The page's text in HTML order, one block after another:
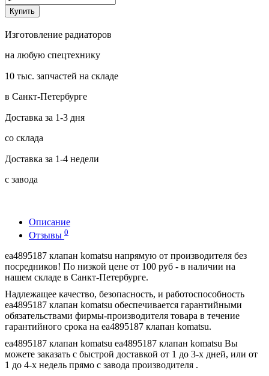
Купить
Изготовление радиаторов
на любую спецтехнику
10 тыс. запчастей на складе
в Санкт-Петербурге
Доставка за 1-3 дня
со склада
Доставка за 1-4 недели
с завода
Описание
Отзывы 0
ea4895187 клапан komatsu напрямую от производителя без
посредников! По низкой цене от 100 руб - в наличии на
нашем складе в Санкт-Петербурге.
Надлежащее качество, безопасность, и работоспособность
ea4895187 клапан komatsu обеспечивается гарантийными
обязательствами фирмы-производителя товара в течение
гарантийного срока на ea4895187 клапан komatsu.
ea4895187 клапан komatsu ea4895187 клапан komatsu Вы
можете заказать с быстрой доставкой от 1 до 3-х дней, или от
1 до 4-х недель прямо с завода производителя .